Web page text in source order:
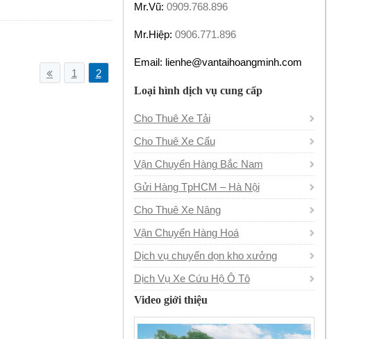
1 2
Mr.Vũ: 0909.768.896
Mr.Hiệp: 0906.771.896
Email: lienhe@vantaihoangminh.com
Loại hình dịch vụ cung cấp
Cho Thuê Xe Tải
Cho Thuê Xe Cẩu
Vận Chuyển Hàng Bắc Nam
Gửi Hàng TpHCM – Hà Nội
Cho Thuê Xe Nâng
Vận Chuyển Hàng Hoá
Dịch vụ chuyển dọn kho xưởng
Dịch Vụ Xe Cứu Hộ Ô Tô
Video giới thiệu